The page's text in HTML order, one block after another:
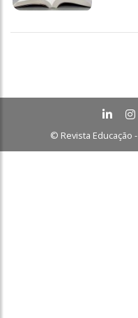
© Revista Educação